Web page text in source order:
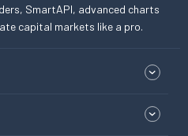
SmartAPI, advanced charts
capital markets like a pro.